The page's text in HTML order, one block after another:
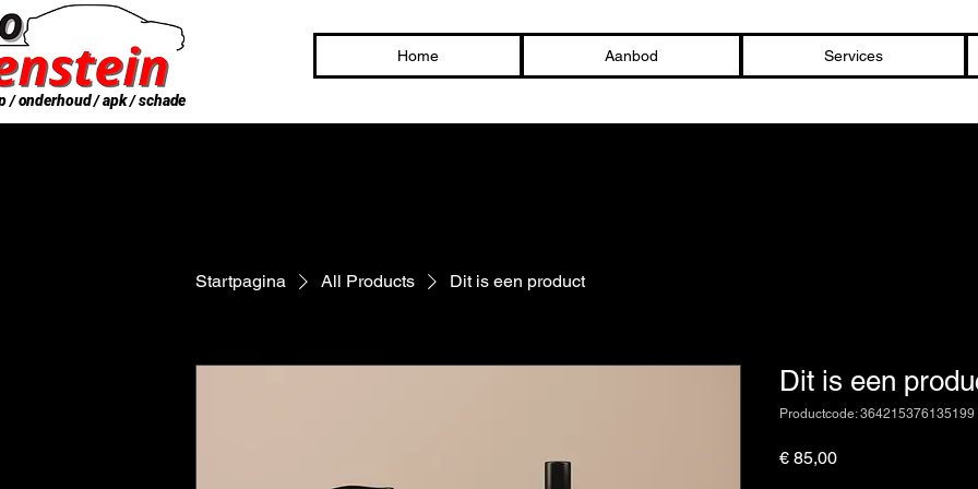
Home Aanbod Services
/ onderhoud / apk / schade
Startpagina All Products Dit is een product
Dit is een
Productcode: 364215376135199
€ 85,00Prijs